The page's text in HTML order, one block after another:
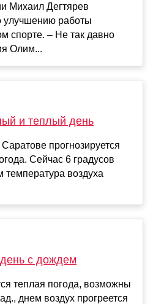
Михаил Дегтярев
улучшению работы
спорте. – Не так давно
Олим...
и теплый день
прогнозируется
Сейчас 6 градусов
воздуха
с дождем
теплая погода, возможны
днем воздух прогреется